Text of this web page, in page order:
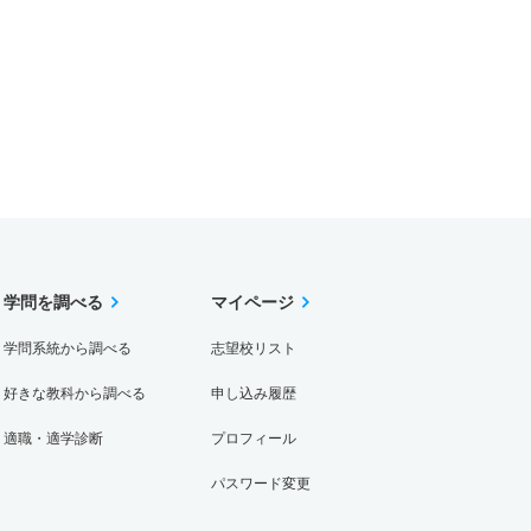
学問を調べる
学問系統から調べる
好きな教科から調べる
適職・適学診断
マイページ
志望校リスト
申し込み履歴
プロフィール
パスワード変更